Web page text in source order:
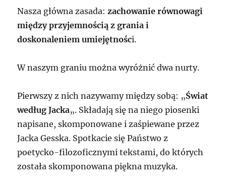
Nasza główna zasada:zachowanie równowagi
między przyjemnością z grania i
doskonaleniem umiejętności.
W naszym graniu można wyróżnić dwa nurty.
Pierwszy z nich nazywamy między sobą: „Świat
według Jacka„. Składają się na niego piosenki
napisane, skomponowane i zaśpiewane przez
Jacka Gesska. Spotkacie się Państwo z
poetycko-filozoficznymi tekstami, do których
została skomponowana piękna muzyka.